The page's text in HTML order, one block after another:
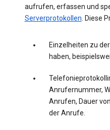
aufrufen, erfassen und
Serverprotokollen. Diese
Einzelheiten zu
haben,
Anrufernummer,
Anrufen, Dauer
der Anrufe.